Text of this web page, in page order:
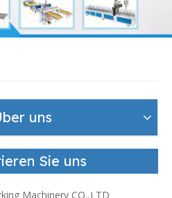
uns
Sie uns
Machinery CO.,LTD